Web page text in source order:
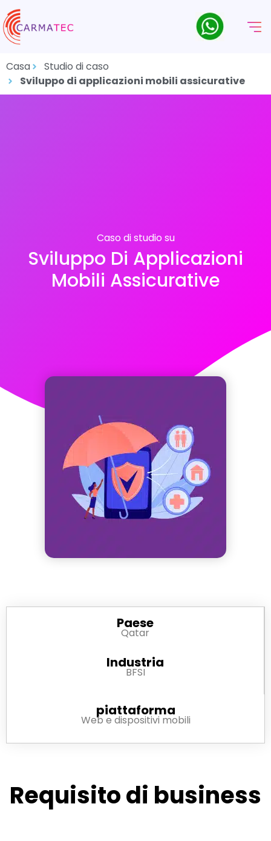
Casa
Studio di caso
Sviluppo di applicazioni mobili assicurative
Caso di studio su
Sviluppo Di Applicazioni
Mobili Assicurative
Paese
Qatar
Industria
BFSI
piattaforma
Web e dispositivi mobili
Requisito di business